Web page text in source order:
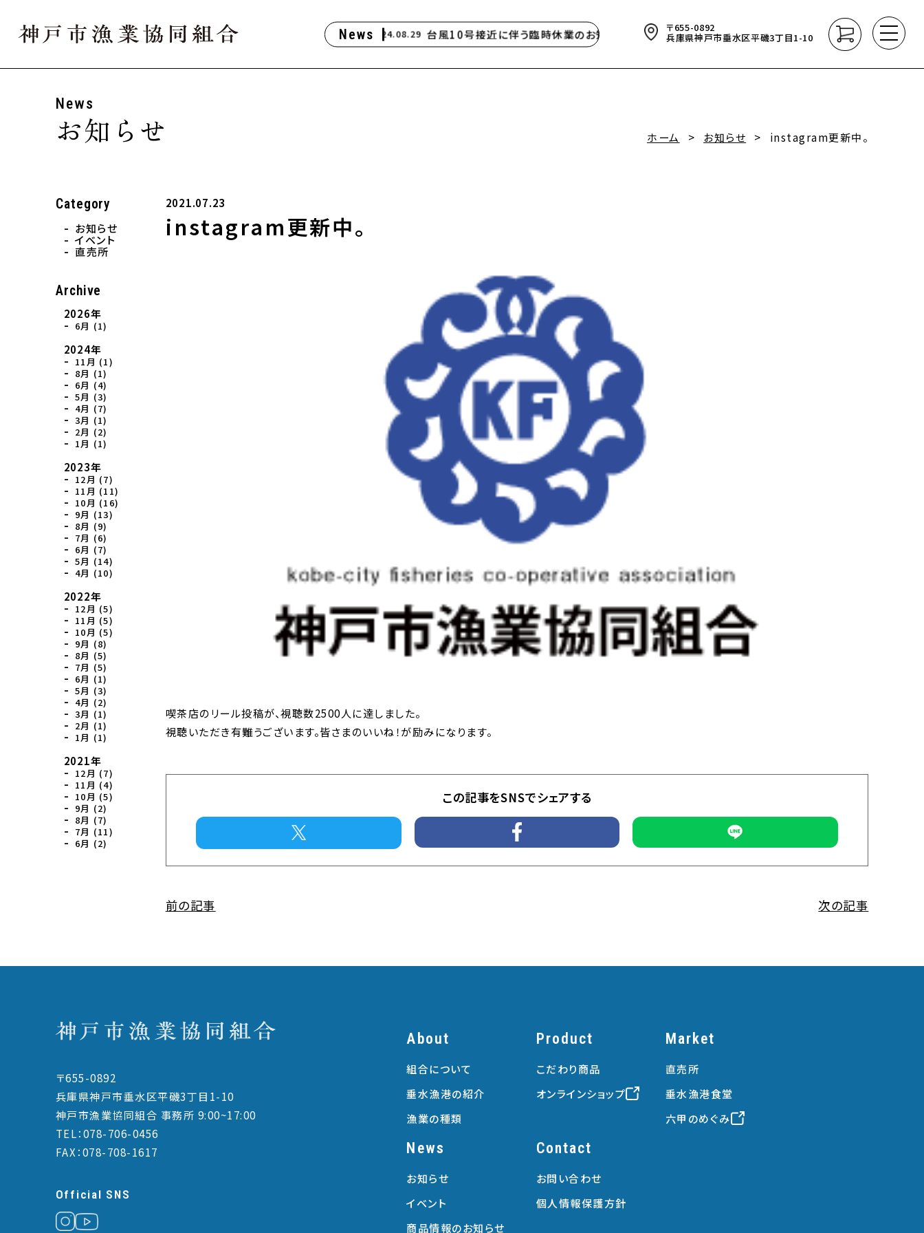
News
市中止のお知らせ 2024.11.06 Webサイトをリニューアルしました 2024.08.29 台風10号接近に伴う臨時休業のお知らせ 2024.06.20 土曜市開催のお知らせ✨ 2026.06.26 6/27（
〒655-0892
兵庫県神戸市垂水区平磯3丁目1-10
About Product Market
News
イベント
直売所のお知らせ
個人情報保護方針
News
お知らせ ホーム お知らせ instagram更新中。
2021.07.23
instagram更新中。
喫茶店のリール投稿が、視聴数2500人に達しました。
視聴いただき有難うございます。皆さまのいいね！が励みになります。
この記事をSNSでシェアする
前の記事 次の記事
Category
お知らせ
イベント
直売所
Archive
2026年
6月 (1)
2024年
11月 (1)
8月 (1)
6月 (4)
5月 (3)
4月 (7)
3月 (1)
2月 (2)
1月 (1)
2023年
12月 (7)
11月 (11)
10月 (16)
9月 (13)
8月 (9)
7月 (6)
6月 (7)
5月 (14)
4月 (10)
2022年
12月 (5)
11月 (5)
10月 (5)
9月 (8)
8月 (5)
7月 (5)
6月 (1)
5月 (3)
4月 (2)
3月 (1)
2月 (1)
1月 (1)
2021年
12月 (7)
11月 (4)
10月 (5)
9月 (2)
8月 (7)
7月 (11)
6月 (2)
〒655-0892
兵庫県神戸市垂水区平磯3丁目1-10
神戸市漁業協同組合 事務所 9:00~17:00
TEL：078-706-0456
FAX：078-708-1617
Official SNS
About
組合について
垂水漁港の紹介
漁業の種類
Product
こだわり商品
オンラインショップ
Market
直売所
垂水漁港食堂
六甲のめぐみ
News
お知らせ
イベント
商品情報のお知らせ
Contact
お問い合わせ
個人情報保護方針